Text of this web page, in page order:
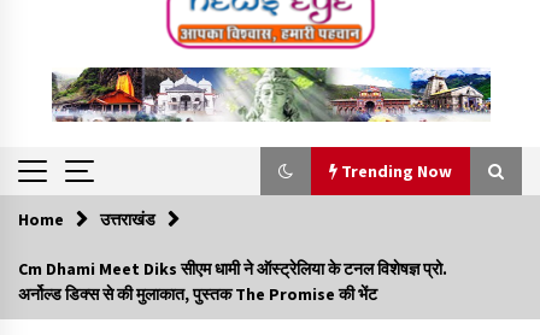
Trending Now
Trending Now
Minorities Rights Day : विश्व अल्पसंख्यक अधिकार दिवस
कार्यक्रम में शामिल हुए सीएम,आधुनिक मदरसों का नाम अब्दुल कलाम के नाम
Home उत्तराखंड
Cm Dhami Meet Diks सीएम धामी ने ऑस्ट्रेलिया के टनल विशेषज्ञ प्रो.
अर्नोल्ड डिक्स से की मुलाकात, पुस्तक The Promise की भेंट